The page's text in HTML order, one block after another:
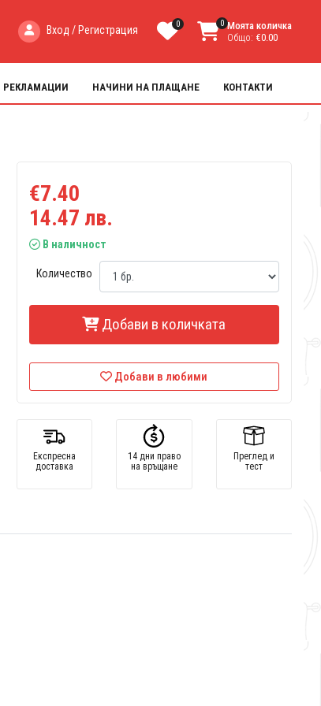
Вход / Регистрация 0 0 Моята количка
Общо: €0.00
РЕКЛАМАЦИИ НАЧИНИ НА ПЛАЩАНЕ КОНТАКТИ
€7.40
14.47 лв.
В наличност
Количество
Добави в количката
Добави в любими
Експресна
доставка
14 дни право
на връщане
Преглед и
тест